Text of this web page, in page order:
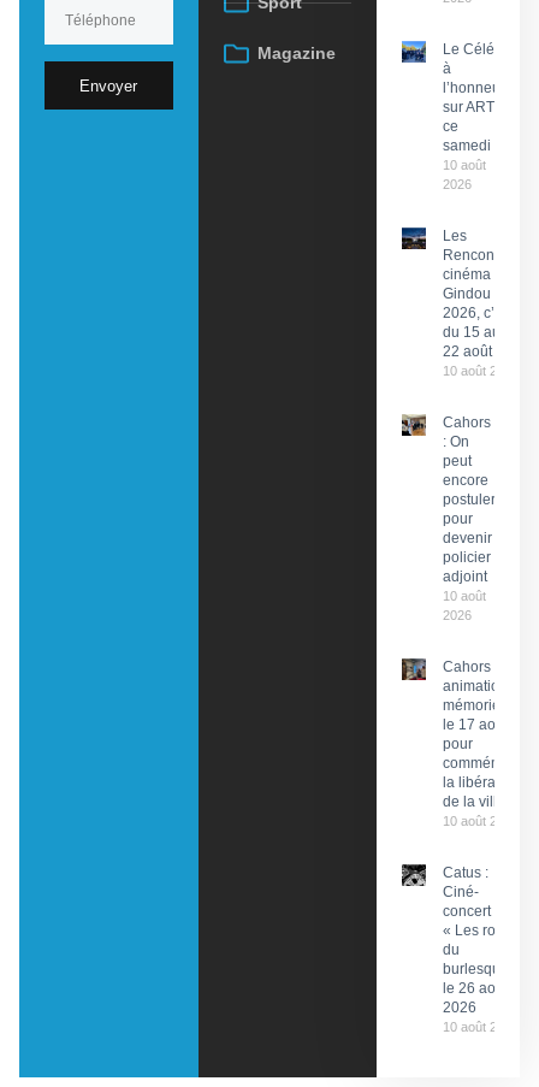
Envoyer
Magazine
Le Célé
à
l’honneur
sur ARTE
ce
samedi
10 août
2026
Les
Rencontres
cinéma de
Gindou
2026, c’est
du 15 au
22 août
10 août 2026
Cahors
: On
peut
encore
postuler
pour
devenir
policier
adjoint
10 août
2026
Cahors : Des
animations
mémorielles
le 17 août
pour
commémorer
la libération
de la ville
10 août 2026
Catus :
Ciné-
concert
« Les rois
du
burlesque »
le 26 août
2026
10 août 2026